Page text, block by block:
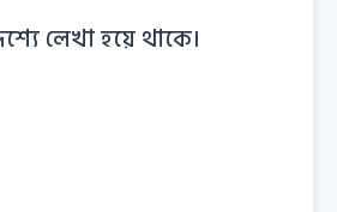
লেখা হয়ে থাকে।